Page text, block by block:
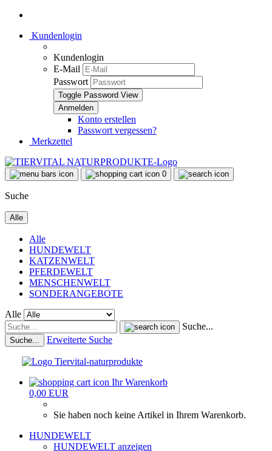
Kundenlogin
Kundenlogin
E-Mail
Passwort
Toggle Password View
Konto erstellen
Passwort vergessen?
Merkzettel
0
Suche
Alle
Alle
HUNDEWELT
KATZENWELT
PFERDEWELT
MENSCHENWELT
SONDERANGEBOTE
Alle
Suche...
Suche... Erweiterte Suche
Ihr Warenkorb
0,00 EUR
Sie haben noch keine Artikel in Ihrem Warenkorb.
HUNDEWELT
HUNDEWELT anzeigen